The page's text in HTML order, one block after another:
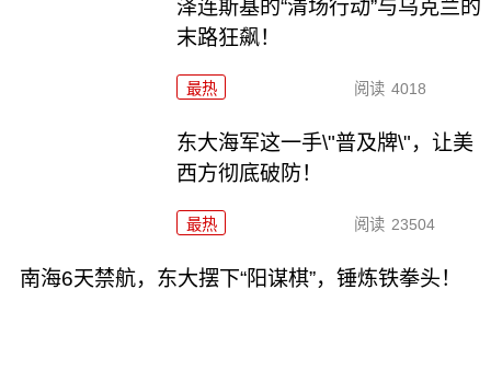
泽连斯基的“清场行动”与乌克兰的
末路狂飙！
最热 阅读 4018
东大海军这一手\"普及牌\"，让美
西方彻底破防！
最热 阅读 23504
南海6天禁航，东大摆下“阳谋棋”，锤炼铁拳头！